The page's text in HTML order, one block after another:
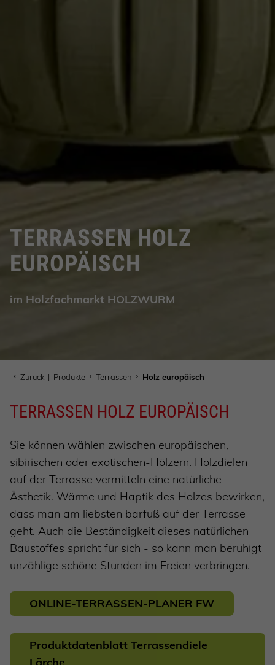
TERRASSEN HOLZ
EUROPÄISCH
im Holzfachmarkt HOLZWURM
Zurück | Produkte Terrassen Holz europäisch
TERRASSEN HOLZ EUROPÄISCH
Sie können wählen zwischen europäischen,
sibirischen oder exotischen-Hölzern. Holzdielen
auf der Terrasse vermitteln eine natürliche
Ästhetik. Wärme und Haptik des Holzes bewirken,
dass man am liebsten barfuß auf der Terrasse
geht. Auch die Beständigkeit dieses natürlichen
Baustoffes spricht für sich - so kann man beruhigt
unzählige schöne Stunden im Freien verbringen.
ONLINE-TERRASSEN-PLANER FW
Produktdatenblatt Terrassendiele